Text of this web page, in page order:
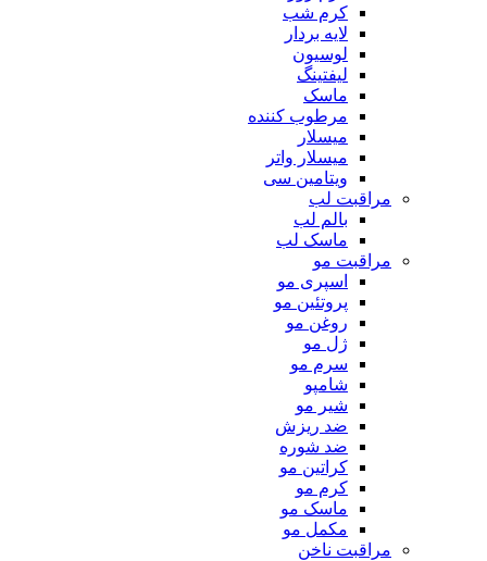
کرم شب
لایه بردار
لوسیون
لیفتینگ
ماسک
مرطوب کننده
میسلار
میسلار واتر
ویتامین سی
مراقبت لب
بالم لب
ماسک لب
مراقبت مو
اسپری مو
پروتئین مو
روغن مو
ژل مو
سرم مو
شامپو
شیر مو
ضد ریزش
ضد شوره
کراتین مو
کرم مو
ماسک مو
مکمل مو
مراقبت ناخن